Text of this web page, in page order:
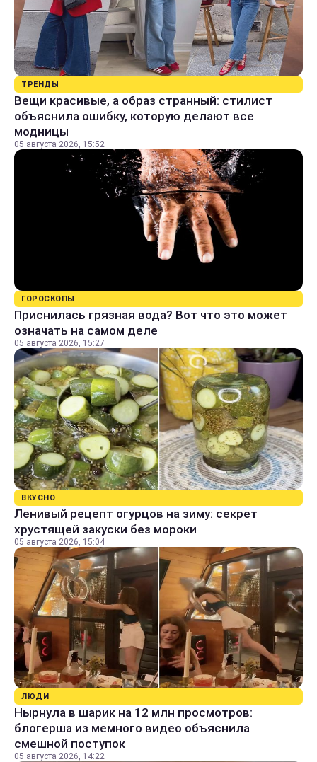
ТРЕНДЫ
Вещи красивые, а образ странный: стилист
объяснила ошибку, которую делают все
модницы
05 августа 2026, 15:52
ГОРОСКОПЫ
Приснилась грязная вода? Вот что это может
означать на самом деле
05 августа 2026, 15:27
ВКУСНО
Ленивый рецепт огурцов на зиму: секрет
хрустящей закуски без мороки
05 августа 2026, 15:04
ЛЮДИ
Нырнула в шарик на 12 млн просмотров:
блогерша из мемного видео объяснила
смешной поступок
05 августа 2026, 14:22